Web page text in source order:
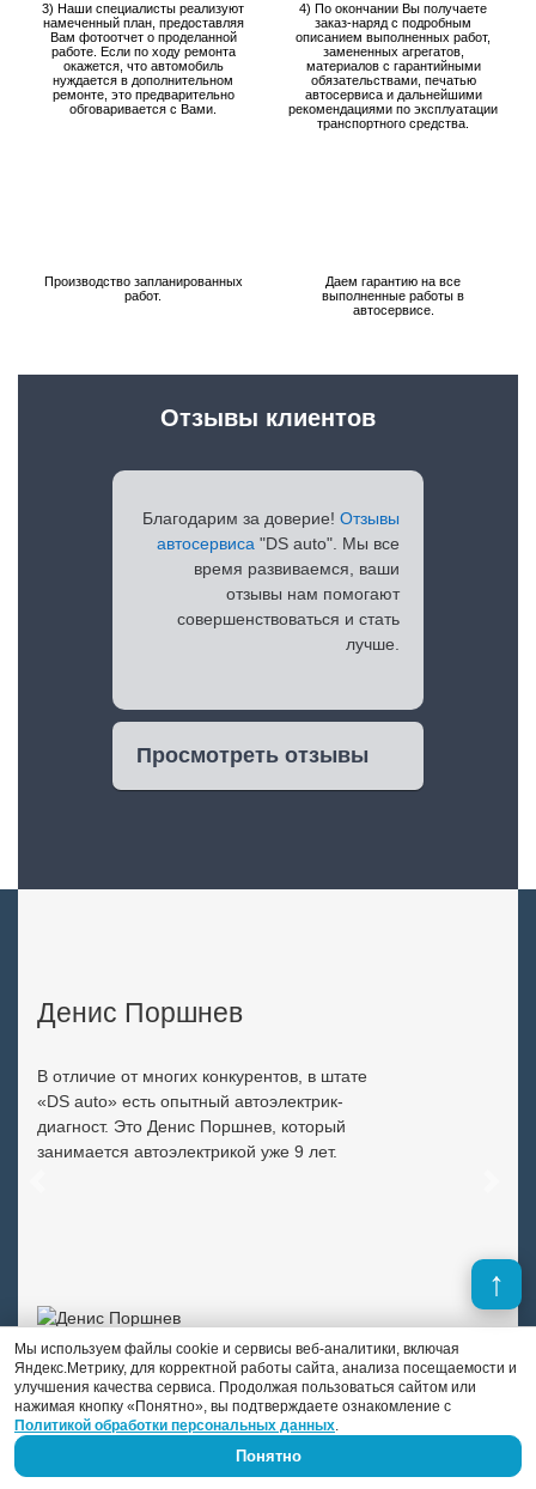
3) Наши специалисты реализуют
намеченный план, предоставляя
Вам фотоотчет о проделанной
работе. Если по ходу ремонта
окажется, что автомобиль
нуждается в дополнительном
ремонте, это предварительно
обговаривается с Вами.
4) По окончании Вы получаете
заказ-наряд с подробным
описанием выполненных работ,
замененных агрегатов,
материалов с гарантийными
обязательствами, печатью
автосервиса и дальнейшими
рекомендациями по эксплуатации
транспортного средства.
Производство запланированных
работ.
Даем гарантию на все
выполненные работы в
автосервисе.
Благодарим за доверие! Отзывы
автосервиса "DS auto". Мы все
время развиваемся, ваши
отзывы нам помогают
совершенствоваться и стать
лучше.
Просмотреть отзывы
Отзывы клиентов
Денис Поршнев
В отличие от многих конкурентов, в штате
«DS auto» есть опытный автоэлектрик-
диагност. Это Денис Поршнев, который
занимается автоэлектрикой уже 9 лет.
Мы используем файлы cookie и сервисы веб-аналитики, включая
Яндекс.Метрику, для корректной работы сайта, анализа посещаемости и
улучшения качества сервиса. Продолжая пользоваться сайтом или
нажимая кнопку «Понятно», вы подтверждаете ознакомление с
Политикой обработки персональных данных.
Понятно